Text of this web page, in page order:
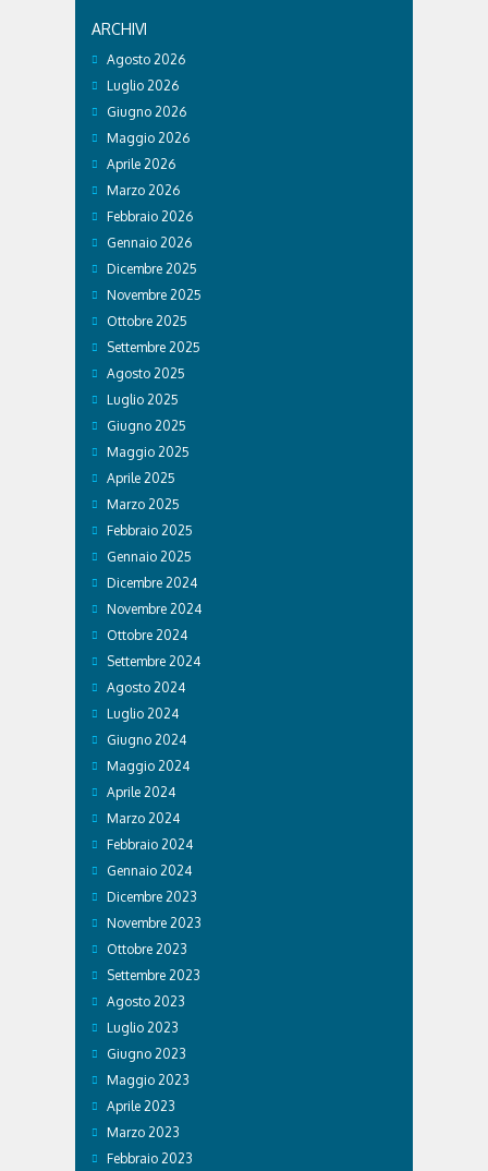
ARCHIVI
Agosto 2026
Luglio 2026
Giugno 2026
Maggio 2026
Aprile 2026
Marzo 2026
Febbraio 2026
Gennaio 2026
Dicembre 2025
Novembre 2025
Ottobre 2025
Settembre 2025
Agosto 2025
Luglio 2025
Giugno 2025
Maggio 2025
Aprile 2025
Marzo 2025
Febbraio 2025
Gennaio 2025
Dicembre 2024
Novembre 2024
Ottobre 2024
Settembre 2024
Agosto 2024
Luglio 2024
Giugno 2024
Maggio 2024
Aprile 2024
Marzo 2024
Febbraio 2024
Gennaio 2024
Dicembre 2023
Novembre 2023
Ottobre 2023
Settembre 2023
Agosto 2023
Luglio 2023
Giugno 2023
Maggio 2023
Aprile 2023
Marzo 2023
Febbraio 2023